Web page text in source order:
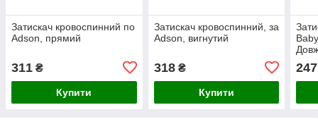
Затискач кровоспинний по
Adson, прямий
311 ₴
Купити
Затискач кровоспинний, за
Adson, вигнутий
318₴
Купити
247